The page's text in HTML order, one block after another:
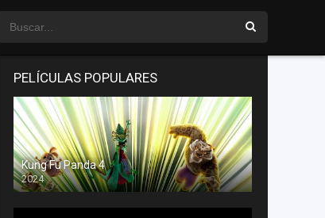
PELÍCULAS POPULARES
Kung Fu Panda 4
2024